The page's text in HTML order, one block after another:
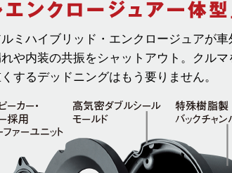
ミハイブリッド・エンクロージュアが車
や内装の共振をシャットアウト。クルマ
するデッドニングはもう要りません。